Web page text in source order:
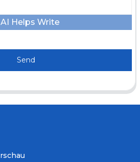
AI Helps Write
Send